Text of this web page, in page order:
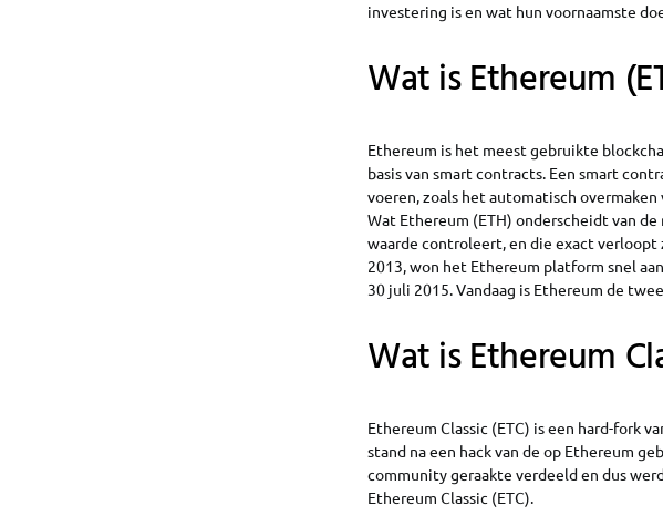
investering is en wat hun voornaamste
Wat is Ethereum
Ethereum is het meest gebruikte
basis van smart contracts. Een smart
voeren, zoals het automatisch
Wat Ethereum (ETH) onderscheidt van
waarde controleert, en die exact
2013, won het Ethereum platform snel
30 juli 2015. Vandaag is Ethereum de
Wat is Ethereum
Ethereum Classic (ETC) is een hard-fork
stand na een hack van de op Ethereum
community geraakte verdeeld en dus
Ethereum Classic (ETC).